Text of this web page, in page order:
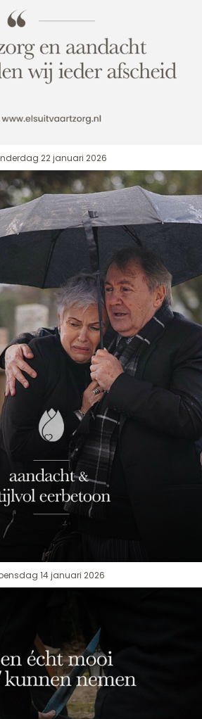
22 januari 2026
14 januari 2026